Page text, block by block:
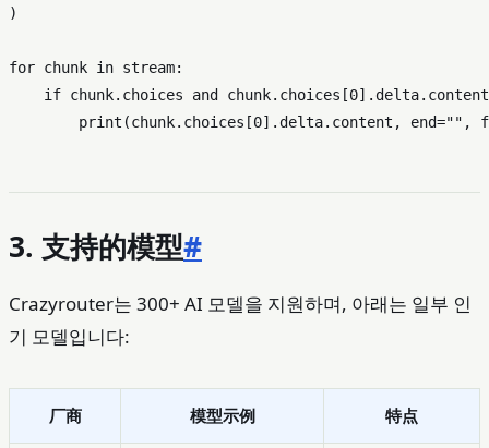
)
for chunk in stream:
if chunk.choices and chunk.choices[0
print (chunk.choices[0].delta.content, end="" ,
3. 支持的模型#
Crazyrouter는 300+ AI 모델을 지원하며, 아래는 일부 인
기 모델입니다:
厂商 模型示例 特点